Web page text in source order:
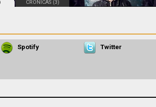
CRONICAS (3)
Spotify Twitter